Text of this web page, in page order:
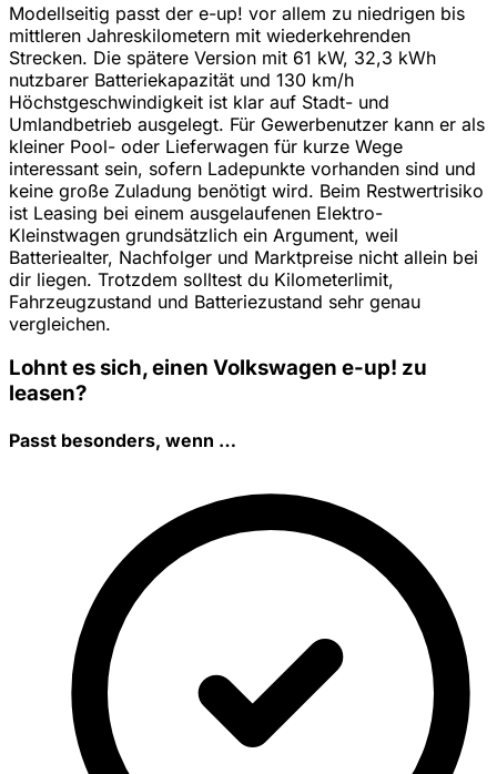
Modellseitig passt der e-up! vor allem zu niedrigen bis
mittleren Jahreskilometern mit wiederkehrenden
Strecken. Die spätere Version mit 61 kW, 32,3 kWh
nutzbarer Batteriekapazität und 130 km/h
Höchstgeschwindigkeit ist klar auf Stadt- und
Umlandbetrieb ausgelegt. Für Gewerbenutzer kann er als
kleiner Pool- oder Lieferwagen für kurze Wege
interessant sein, sofern Ladepunkte vorhanden sind und
keine große Zuladung benötigt wird. Beim Restwertrisiko
ist Leasing bei einem ausgelaufenen Elektro-
Kleinstwagen grundsätzlich ein Argument, weil
Batteriealter, Nachfolger und Marktpreise nicht allein bei
dir liegen. Trotzdem solltest du Kilometerlimit,
Fahrzeugzustand und Batteriezustand sehr genau
vergleichen.
Lohnt es sich, einen Volkswagen e-up! zu
leasen?
Passt besonders, wenn …